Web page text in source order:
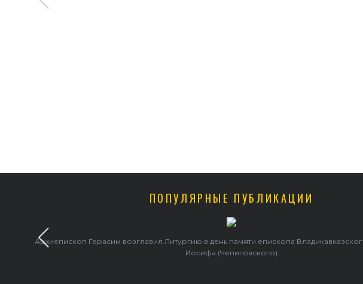
ПОПУЛЯРНЫЕ ПУБЛИКАЦИИ
Архиепископ Герасим возглавил Литургию в день памяти епископа
Иосифа (Чепиговского)